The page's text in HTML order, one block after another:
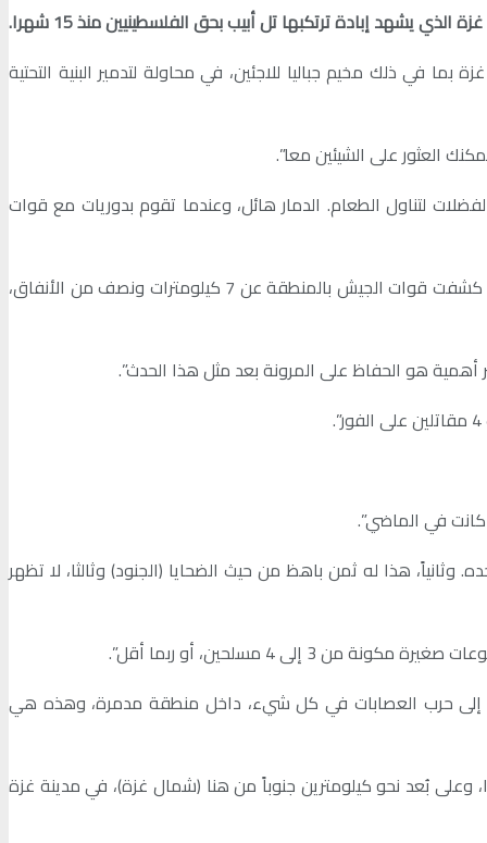
إبادة ترتكبها تل أبيب بحق الفلسطينيين منذ 15 شهرا.
أحرونوت”، الخميس: “تعمل قوات الجيش الإسرائيلي، الفرقة 162، في شمال قطاع غزة بما في ذلك مخيم جباليا للاجئين، في محاولة لتدمير البنية التحتية
العثور على الشيئين معا”.
لتناول الطعام. الدمار هائل، وعندما تقوم بدوريات مع قوات
ونقل المحلل تصريحات لقائد لواء كفير المقدم يانيف باروت، النشط في شمال القطاع خلال الشهرين الماضيين، قال فيها: “خلال هذه الفترة كشفت قوات الجيش بالمنطقة عن 7 كيلومترات ونصف من الأنفاق،
في الماضي”.
هذا له ثمن باهظ من حيث الضحايا (الجنود) وثالثا، لا تظهر
4 مسلحين، أو ربما أقل”.
إلى حرب العصابات في كل شيء، داخل منطقة مدمرة، وهذه هي
بُعد نحو كيلومترين جنوباً من هنا (شمال غزة)، في مدينة غزة